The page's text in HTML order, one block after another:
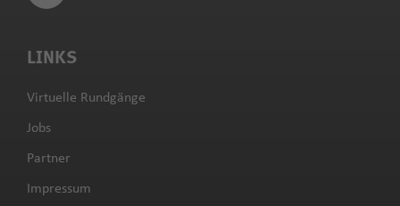
LINKS
Virtuelle Rundgänge
Jobs
Partner
Impressum